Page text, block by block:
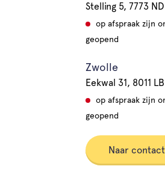
Stelling 5, 7773
op afspraak zijn
geopend
Zwolle
Eekwal 31, 8011
op afspraak zijn
geopend
Naar